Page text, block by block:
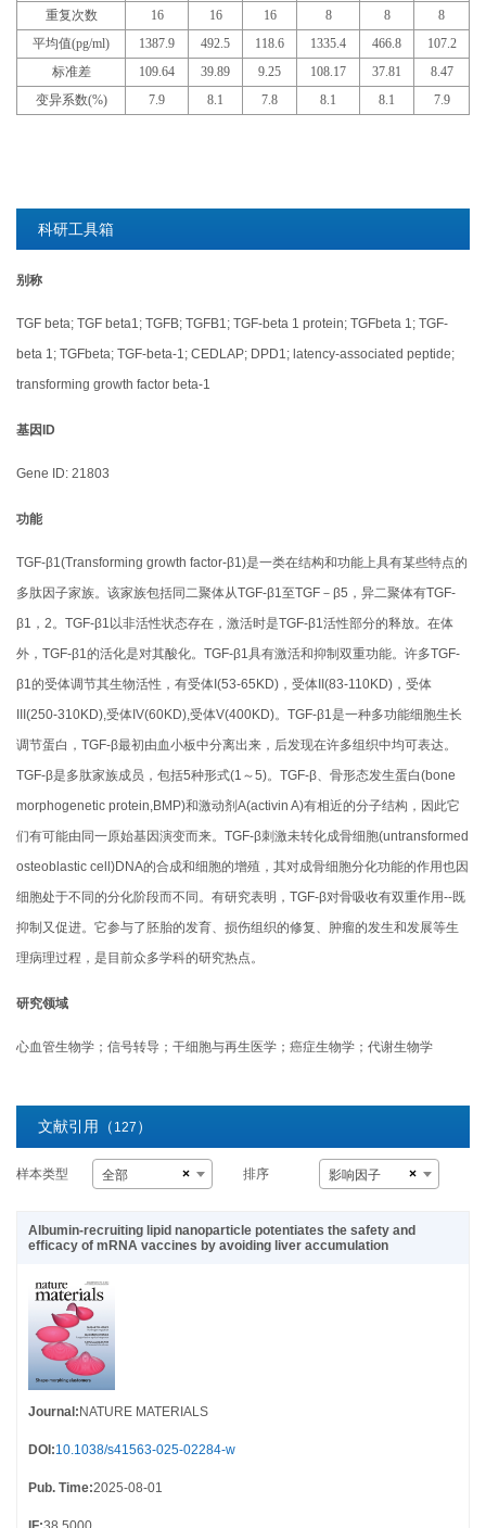
重复次数 16 16 16 8 8
8
平均值(pg/ml)
1387.9 492.5 118.6 1335.4 466.8
107.2
标准差
109.64 39.89 9.25 108.17 37.81
8.47
变异系数(%)
7.9 8.1 7.8 8.1 8.1 7.9
科研工具箱
别称
TGF beta; TGF beta1; TGFB; TGFB1; TGF-beta 1 protein; TGFbeta 1; TGF-
beta 1; TGFbeta; TGF-beta-1; CEDLAP; DPD1; latency-associated peptide;
transforming growth factor beta-1
基因ID
Gene ID: 21803
功能
TGF-β1(Transforming growth factor-β1)是一类在结构和功能上具有某些特点的
多肽因子家族。该家族包括同二聚体从TGF-β1至TGF－β5，异二聚体有TGF-
β1，2。TGF-β1以非活性状态存在，激活时是TGF-β1活性部分的释放。在体
外，TGF-β1的活化是对其酸化。TGF-β1具有激活和抑制双重功能。许多TGF-
β1的受体调节其生物活性，有受体I(53-65KD)，受体II(83-110KD)，受体
III(250-310KD),受体IV(60KD),受体V(400KD)。TGF-β1是一种多功能细胞生长
调节蛋白，TGF-β最初由血小板中分离出来，后发现在许多组织中均可表达。
TGF-β是多肽家族成员，包括5种形式(1～5)。TGF-β、骨形态发生蛋白(bone
morphogenetic protein,BMP)和激动剂A(activin A)有相近的分子结构，因此它
们有可能由同一原始基因演变而来。TGF-β刺激未转化成骨细胞(untransformed
osteoblastic cell)DNA的合成和细胞的增殖，其对成骨细胞分化功能的作用也因
细胞处于不同的分化阶段而不同。有研究表明，TGF-β对骨吸收有双重作用--既
抑制又促进。它参与了胚胎的发育、损伤组织的修复、肿瘤的发生和发展等生
理病理过程，是目前众多学科的研究热点。
研究领域
心血管生物学；信号转导；干细胞与再生医学；癌症生物学；代谢生物学
文献引用（ 127 ）
样本类型 ×
全部 排序 ×
影响因子
Albumin-recruiting lipid nanoparticle potentiates the safety and
efficacy of mRNA vaccines by avoiding liver accumulation
Journal : NATURE MATERIALS
DOI :10.1038/s41563-025-02284-w
Pub. Time:2025-08-01